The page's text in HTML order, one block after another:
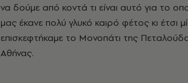
να δούμε από κοντά τι είναι αυτό για το
μας έκανε πολύ γλυκό καιρό φέτος κι έτσι
επισκεφτήκαμε το Μονοπάτι της
Αθήνας.